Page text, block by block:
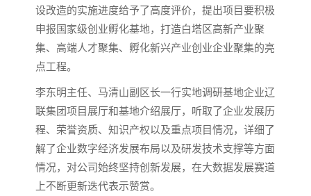
设改造的实施进度给予了高度评价，提出项目要积极
申报国家级创业孵化基地，打造白塔区高新产业聚
集、高端人才聚集、孵化新兴产业创业企业聚集的亮
点工程。
李东明主任、马清山副区长一行实地调研基地企业辽
联集团项目展厅和基地介绍展厅，听取了企业发展历
程、荣誉资质、知识产权以及重点项目情况，详细了
解了企业数字经济发展布局以及研发技术支撑等方面
情况，对公司始终坚持创新发展，在大数据发展赛道
上不断更新迭代表示赞赏。